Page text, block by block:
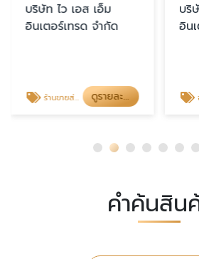
บริษัท ไว เอส เอ็ม
อินเตอร์เทรด จำกัด
ร้านขายส่ง สายพานรถยนต์ ดูรายละเอียด
บริ
อิน
จ
คำค้นสิน